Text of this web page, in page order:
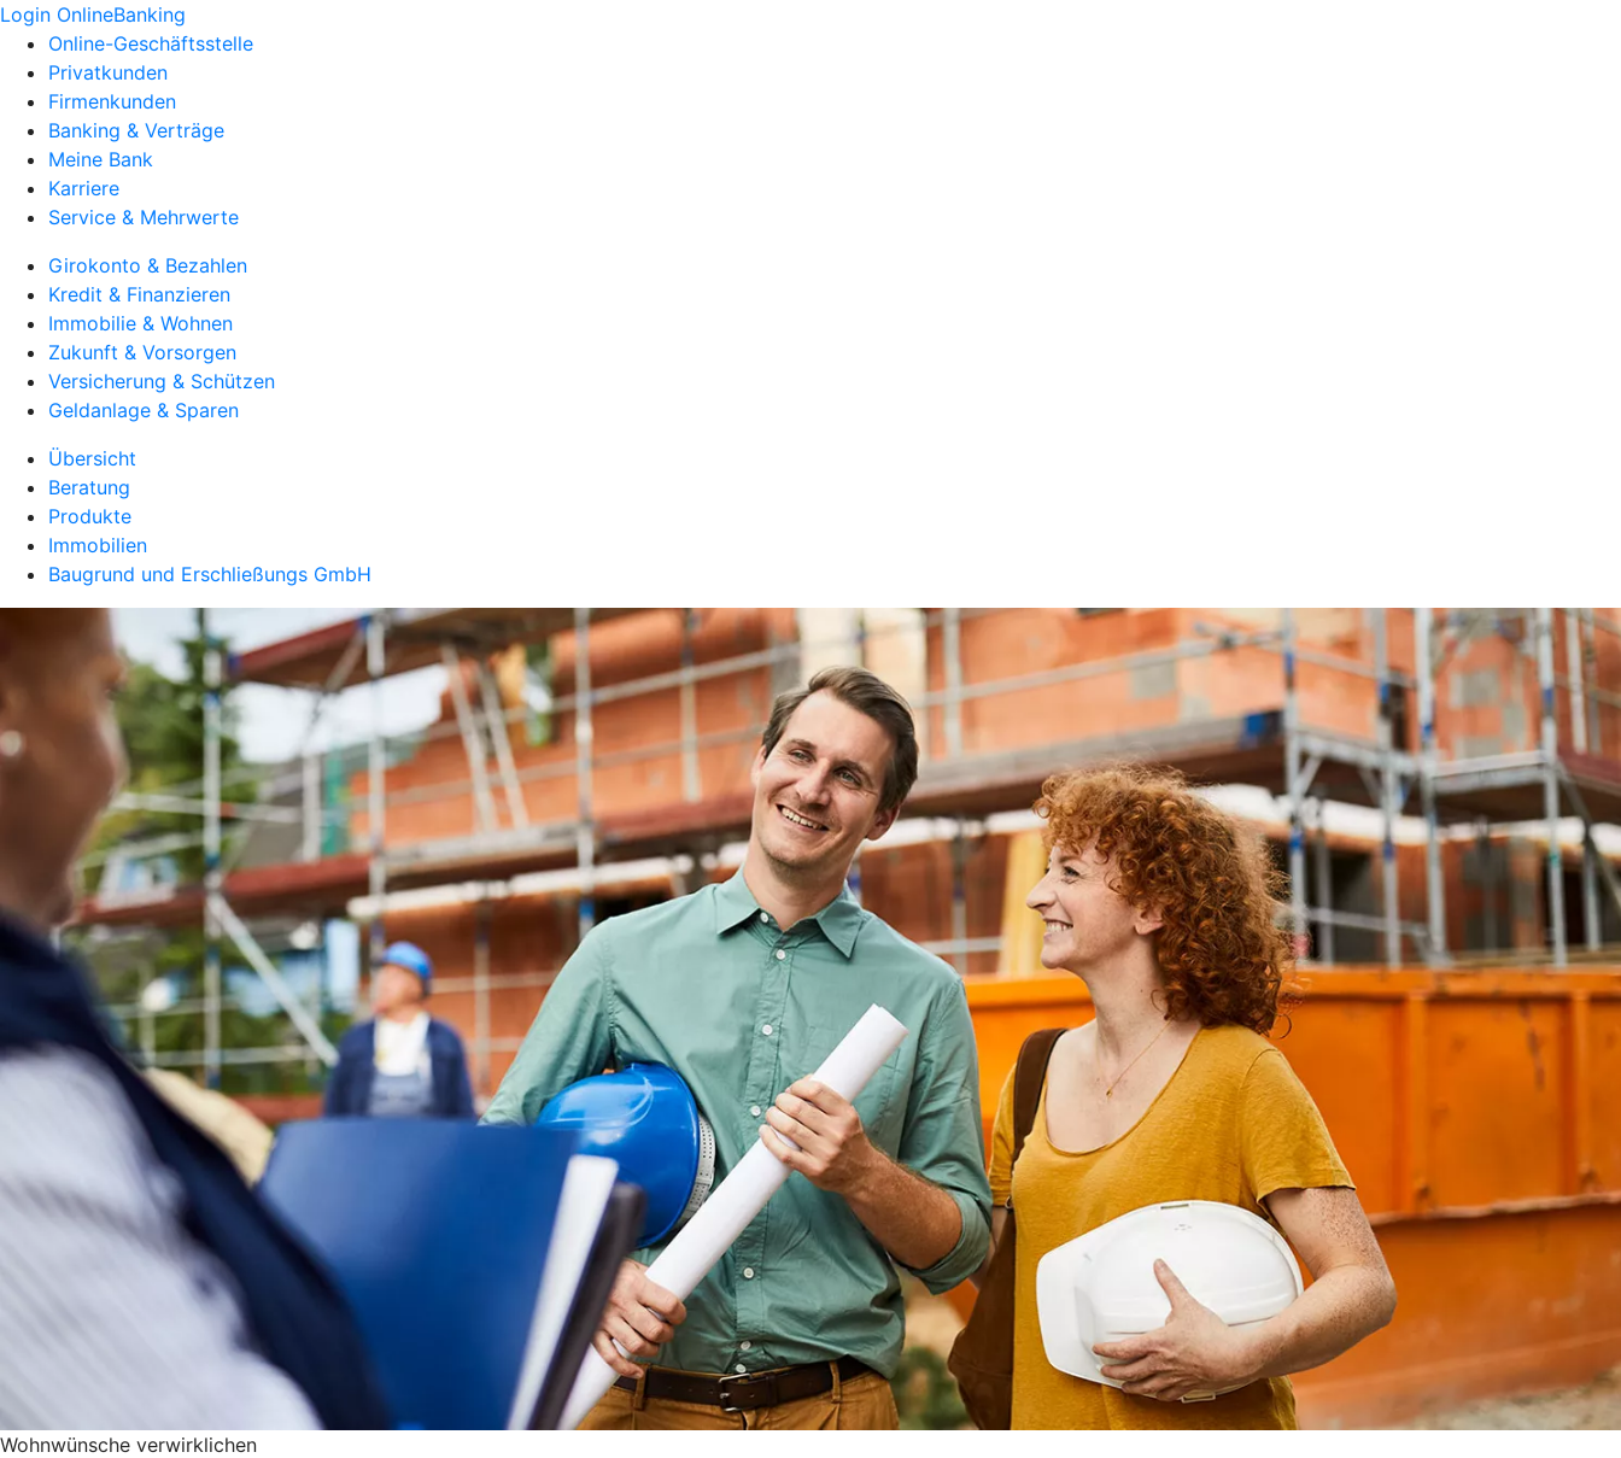
Login OnlineBanking
Online-Geschäftsstelle
Privatkunden
Firmenkunden
Banking & Verträge
Meine Bank
Karriere
Service & Mehrwerte
Girokonto & Bezahlen
Kredit & Finanzieren
Immobilie & Wohnen
Zukunft & Vorsorgen
Versicherung & Schützen
Geldanlage & Sparen
Übersicht
Beratung
Produkte
Immobilien
Baugrund und Erschließungs GmbH
Wohnwünsche verwirklichen